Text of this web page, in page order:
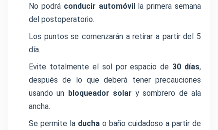
No podrá conducir automóvilla primera semana
del postoperatorio.
Los puntos se comenzarán a retirar a partir del 5
día.
Evite totalmente el sol por espacio de 30 días,
después de lo que deberá tener precauciones
usando un bloqueador solary sombrero de ala
ancha.
Se permite la ducha o baño cuidadoso a partir de